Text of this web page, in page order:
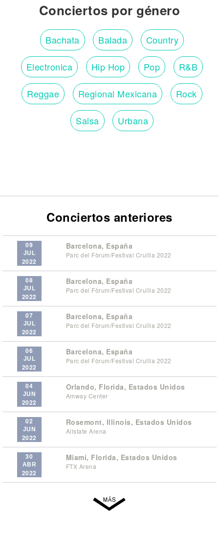
Conciertos por género
Bachata Balada Country
Electronica Hip Hop Pop R&B
Reggae Regional Mexicana Rock
Salsa Urbana
Conciertos anteriores
09
JUL
2022
Barcelona, España
Parc del Fòrum/Festival Cruïlla 2022
08
JUL
2022
Barcelona, España
Parc del Fòrum/Festival Cruïlla 2022
07
JUL
2022
Barcelona, España
Parc del Fòrum/Festival Cruïlla 2022
06
JUL
2022
Barcelona, España
Parc del Fòrum/Festival Cruïlla 2022
04
JUN
2022
Orlando, Florida, Estados Unidos
Amway Center
02
JUN
2022
Rosemont, Illinois, Estados Unidos
Allstate Arena
30
ABR
2022
Miami, Florida, Estados Unidos
FTX Arena